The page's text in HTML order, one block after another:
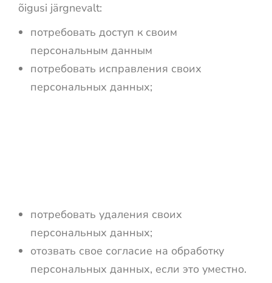
õigusi järgnevalt:
потребовать доступ к своим
персональным данным
потребовать исправления своих
персональных данных;
потребовать удаления своих
персональных данных;
отозвать свое согласие на обработку
персональных данных, если это уместно.